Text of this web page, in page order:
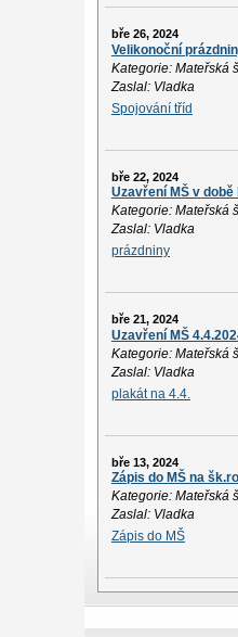
bře 26, 2024
Velikonoční
Kategorie: Mateřská
Zaslal: Vladka
Spojování tříd
bře 22, 2024
Uzavření MŠ v
Kategorie: Mateřská
Zaslal: Vladka
prázdniny
bře 21, 2024
Uzavření MŠ
Kategorie: Mateřská
Zaslal: Vladka
plakát na 4.4.
bře 13, 2024
Zápis do MŠ na
Kategorie: Mateřská
Zaslal: Vladka
Zápis do MŠ